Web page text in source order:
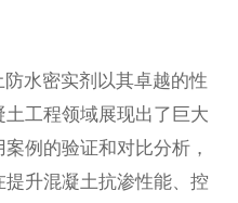
水密实剂以其卓越的性
工程领域展现出了巨大
例的验证和对比分析，
升混凝土抗渗性能、控